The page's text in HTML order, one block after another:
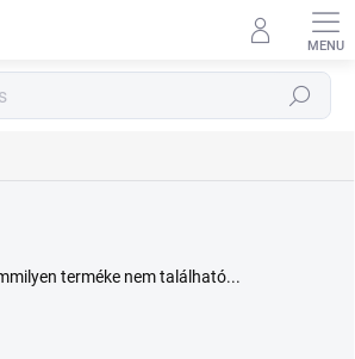
Keresés
terméke nem található...